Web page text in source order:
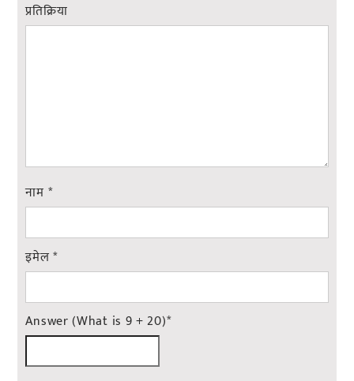
प्रतिक्रिया
नाम *
इमेल*
Answer (What is 9 + 20)*